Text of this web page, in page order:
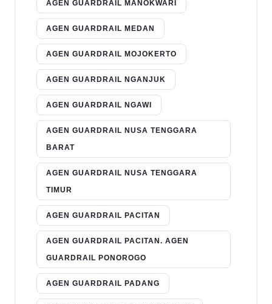
AGEN GUARDRAIL MANOKWARI
AGEN GUARDRAIL MEDAN
AGEN GUARDRAIL MOJOKERTO
AGEN GUARDRAIL NGANJUK
AGEN GUARDRAIL NGAWI
AGEN GUARDRAIL NUSA TENGGARA
BARAT
AGEN GUARDRAIL NUSA TENGGARA
TIMUR
AGEN GUARDRAIL PACITAN
AGEN GUARDRAIL PACITAN. AGEN
GUARDRAIL PONOROGO
AGEN GUARDRAIL PADANG